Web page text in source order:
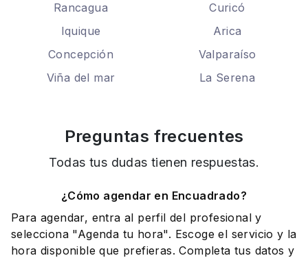
Rancagua
Curicó
Iquique
Arica
Concepción
Valparaíso
Viña del mar
La Serena
Preguntas frecuentes
Todas tus dudas tienen respuestas.
¿Cómo agendar en Encuadrado?
Para agendar, entra al perfil del profesional y
selecciona "Agenda tu hora". Escoge el servicio y la
hora disponible que prefieras. Completa tus datos y